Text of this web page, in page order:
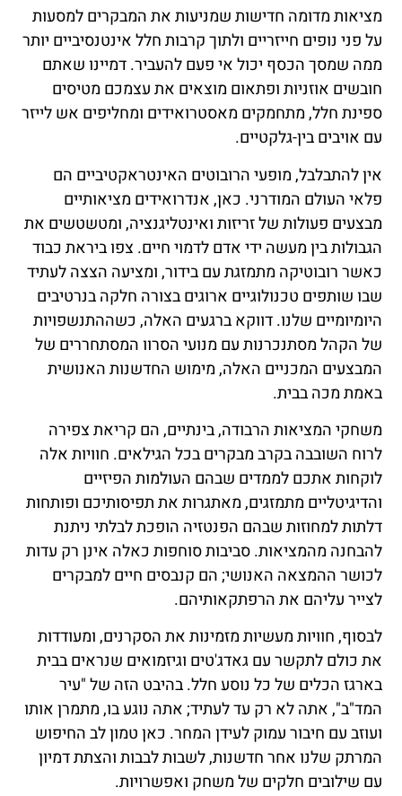
מציאות מדומה חדישות שמניעות את המבקרים למסעות
על פני נופים חייזריים ולתוך קרבות חלל אינטנסיביים יותר
ממה שמסך הכסף יכול אי פעם להעביר. דמיינו שאתם
חובשים אוזניות ופתאום מוצאים את עצמכם מטיסים
ספינת חלל, מתחמקים מאסטרואידים ומחליפים אש לייזר
עם אויבים בין-גלקטיים.
אין להתבלבל, מופעי הרובוטים האינטראקטיביים הם
פלאי העולם המודרני. כאן, אנדרואידים מציאותיים
מבצעים פעולות של זריזות ואינטליגנציה, ומטשטשים את
הגבולות בין מעשה ידי אדם לדמוי חיים. צפו ביראת כבוד
כאשר רובוטיקה מתמזגת עם בידור, ומציעה הצצה לעתיד
שבו שותפים טכנולוגיים ארוגים בצורה חלקה בנרטיבים
היומיומיים שלנו. דווקא ברגעים האלה, כשההתנשפויות
של הקהל מסתנכרנות עם מנועי הסרוו המסתחררים של
המבצעים המכניים האלה, מימוש החדשנות האנושית
באמת מכה בבית.
משחקי המציאות הרבודה, בינתיים, הם קריאת צפירה
לרוח השובבה בקרב מבקרים בכל הגילאים. חוויות אלה
לוקחות אתכם לממדים שבהם העולמות הפיזיים
והדיגיטליים מתמזגים, מאתגרות את תפיסותיכם ופותחות
דלתות למחוזות שבהם הפנטזיה הופכת לבלתי ניתנת
להבחנה מהמציאות. סביבות סוחפות כאלה אינן רק עדות
לכושר ההמצאה האנושי; הם קנבסים חיים למבקרים
לצייר עליהם את הרפתקאותיהם.
לבסוף, חוויות מעשיות מזמינות את הסקרנים, ומעודדות
את כולם לתקשר עם גאדג'טים וגיזמואים שנראים בבית
בארגז הכלים של כל נוסע חלל. בהיבט הזה של "עיר
המד"ב", אתה לא רק עד לעתיד; אתה נוגע בו, מתמרן אותו
ועוזב עם חיבור עמוק לעידן המחר. כאן טמון לב החיפוש
המרתק שלנו אחר חדשנות, לשבות לבבות והצתת דמיון
עם שילובים חלקים של משחק ואפשרויות.